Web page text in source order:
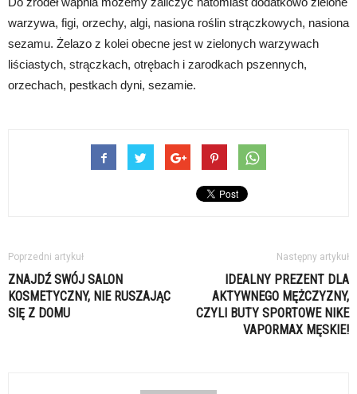
warzywa, figi, orzechy, algi, nasiona roślin strączkowych, nasiona
sezamu. Żelazo z kolei obecne jest w zielonych warzywach
liściastych, strączkach, otrębach i zarodkach pszennych,
orzechach, pestkach dyni, sezamie.
Poprzedni artykuł
ZNAJDŹ SWÓJ SALON
KOSMETYCZNY, NIE RUSZAJĄC
SIĘ Z DOMU
Następny artykuł
IDEALNY PREZENT DLA
AKTYWNEGO MĘŻCZYZNY,
CZYLI BUTY SPORTOWE NIKE
VAPORMAX MĘSKIE!